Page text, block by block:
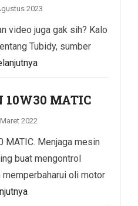
2023
video juga gak sih? Kalo
Tubidy, sumber
10W30 MATIC
2022
MATIC. Menjaga mesin
buat mengontrol
oli motor